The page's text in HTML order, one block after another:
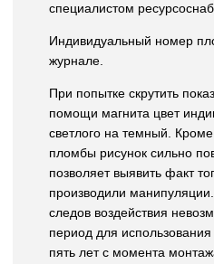
специалистом
Индивидуальный номер
журнале.
При попытке скрутить
помощи магнита цвет
светлого на темный.
пломбы рисунок сильно
позволяет выявить факт
производили
следов воздействия
период для
пять лет с момента